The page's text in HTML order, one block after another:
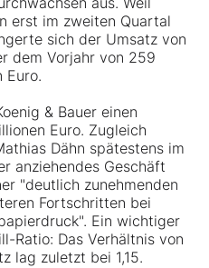
erst im zweiten Quartal
sich der Umsatz von
dem Vorjahr von 259
Euro.
& Bauer einen
Euro. Zugleich
Dähn spätestens im
anziehendes Geschäft
"deutlich zunehmenden
Fortschritten bei
Ein wichtiger
Ratio: Das Verhältnis von
lag zuletzt bei 1,15.